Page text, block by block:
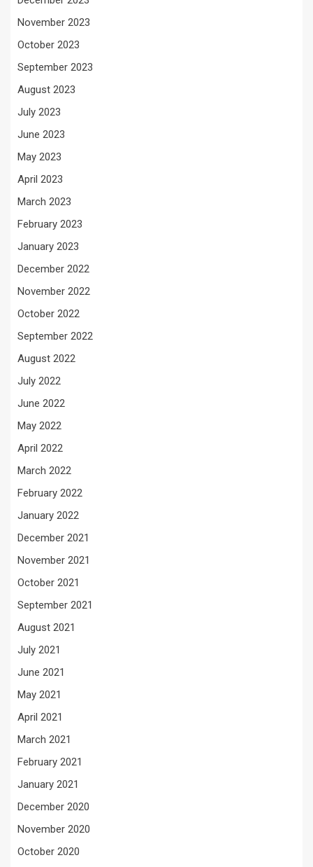
November 2023
October 2023
September 2023
August 2023
July 2023
June 2023
May 2023
April 2023
March 2023
February 2023
January 2023
December 2022
November 2022
October 2022
September 2022
August 2022
July 2022
June 2022
May 2022
April 2022
March 2022
February 2022
January 2022
December 2021
November 2021
October 2021
September 2021
August 2021
July 2021
June 2021
May 2021
April 2021
March 2021
February 2021
January 2021
December 2020
November 2020
October 2020